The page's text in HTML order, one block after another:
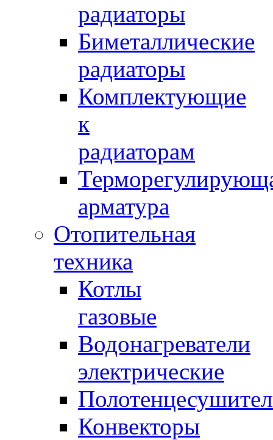
радиаторы
Биметаллические
радиаторы
Комплектующие
к
радиаторам
арматура
Отопительная
техника
Котлы
газовые
Водонагреватели
электрические
Конвекторы